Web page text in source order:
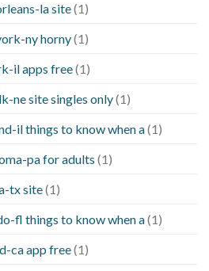
la site(1)
ny horny(1)
il apps free(1)
ne site singles only(1)
il things to know when a(1)
pa for adults (1)
tx site(1)
fl things to know when a(1)
ca app free(1)